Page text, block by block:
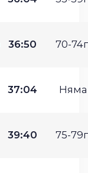
36:50 70-
37:04 Няма
39:40 75-